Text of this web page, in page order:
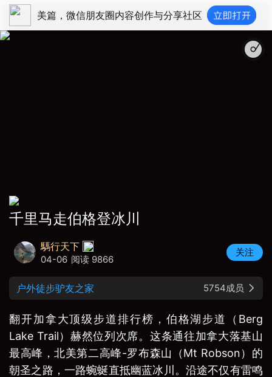
美篇，微信朋友圈内容创作与分享社区
千里马走伯格登冰川
騳行天下
04-06 阅读 9866
关注
户外徒步驴友之家 5754成员
翻开加拿大顶级步道排行榜，伯格湖步道（Berg
Lake Trail）赫然位列次席。这条通往加拿大落基山
最高峰，北美第二高峰-罗布森山（Mt Robson）的
朝圣之路，一路蜿蜒直抵幽蓝冰川。沿途不仅有雷鸣